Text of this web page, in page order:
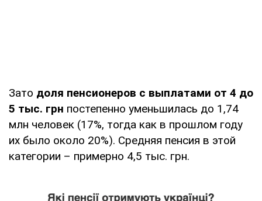
Зато доля пенсионеров с выплатами от 4 до
5 тыс. грн постепенно уменьшилась до 1,74
млн человек (17%, тогда как в прошлом году
их было около 20%). Средняя пенсия в этой
категории – примерно 4,5 тыс. грн.